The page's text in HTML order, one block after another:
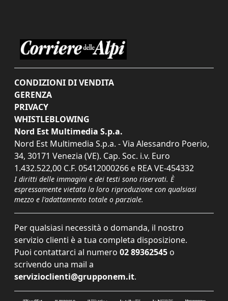
CONDIZIONI DI VENDITA
GERENZA
PRIVACY
WHISTLEBLOWING
Nord Est Multimedia S.p.a.
Nord Est Multimedia S.p.a. - Via Alessandro Poerio,
34, 30171 Venezia (VE). Cap. Soc. i.v. Euro
1.432.522,00 C.F. 05412000266 e REA VE-454332
I diritti delle immagini e dei testi sono riservati. È
espressamente vietata la loro riproduzione con qualsiasi
mezzo e l'adattamento totale o parziale.
Per qualsiasi necessità o domanda, il nostro
servizio clienti è a tua completa disposizione.
Puoi contattarci al numero 02 89362545 o
scrivendo una mail a
servizioclienti@grupponem.it.